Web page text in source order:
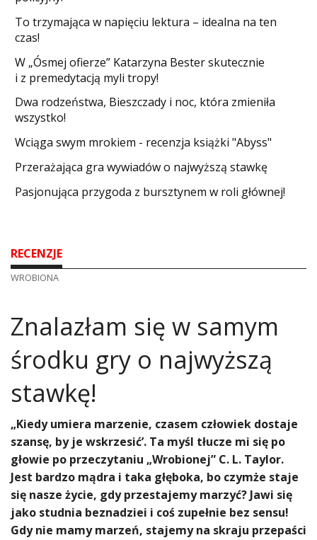
​To trzymająca w napięciu lektura – idealna na ten
czas!
W „Ósmej ofierze” Katarzyna Bester skutecznie
i z premedytacją myli tropy!
Dwa rodzeństwa, Bieszczady i noc, która zmieniła
wszystko!
Wciąga swym mrokiem - recenzja książki "Abyss"
​Przerażająca gra wywiadów o najwyższą stawkę
Pasjonująca przygoda z bursztynem w roli głównej!
RECENZJE
WROBIONA
Znalazłam się w samym
środku gry o najwyższą
stawkę!
​„Kiedy umiera marzenie, czasem człowiek dostaje
szansę, by je wskrzesić’. Ta myśl tłucze mi się po
głowie po przeczytaniu „Wrobionej” C. L. Taylor.
Jest bardzo mądra i taka głęboka, bo czymże staje
się nasze życie, gdy przestajemy marzyć? Jawi się
jako studnia beznadziei i coś zupełnie bez sensu!
Gdy nie mamy marzeń, stajemy na skraju przepaści